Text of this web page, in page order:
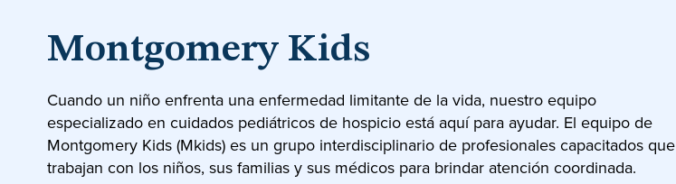
Montgomery Kids
Cuando un niño enfrenta una enfermedad limitante de la vida, nuestro equipo
especializado en cuidados pediátricos de hospicio está aquí para ayudar. El equipo de
Montgomery Kids (Mkids) es un grupo interdisciplinario de profesionales capacitados que
trabajan con los niños, sus familias y sus médicos para brindar atención coordinada.